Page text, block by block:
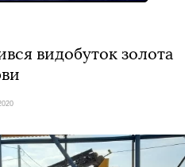
видобуток золота